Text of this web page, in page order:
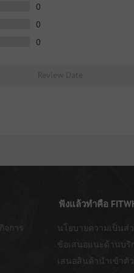
0
0
0
Review Date
ฟังแล้วทำคือ
จการ
นโยบายความเป็นส่
ข้อเสนอแนะด้านบริ
เสนอสินค้านำเข้าตั